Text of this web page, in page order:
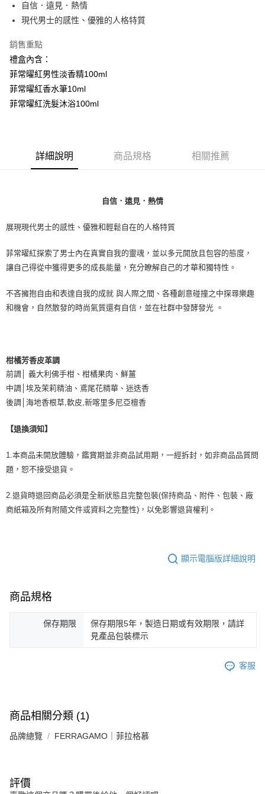
每筆NT$80，滿NT$1,000(含以上)免運費
每筆NT$100，滿NT$1,000(含以上)免運費
付款後7-11取貨
每筆NT$80，滿NT$1,000(含以上)免運費
宅配(全站)
自信．遠見．熱情
現代男士的感性、優雅的人格特質
銷售重點
禮盒內含：
菲常曜紅男性淡香精100ml
菲常曜紅香水筆10ml
菲常曜紅洗髮沐浴100ml
詳細說明 商品規格 相關推薦
自信．遠見．熱情
展現現代男士的感性、優雅和輕鬆自在的人格特質
菲常曜紅探索了男士內在真實自我的靈魂，並以多元開放且包容的態度，
讓自己得從中獲得更多的成長能量，充分瞭解自己的才華和獨特性。
不吝擁抱自由和表達自我的成就 與人際之間、各種創意碰撞之中探尋樂趣
和機會，自然散發的時尚氣質還有自信，並在社群中發酵發光 。
柑橘芳香皮革調
前調│ 義大利佛手柑、柑橘果肉、鮮薑
中調│埃及茉莉精油、鳶尾花精華、迷迭香
後調│海地香根草,軟皮,新喀里多尼亞檀香
【退換須知】
1.本商品未開放體驗，鑑賞期並非商品試用期，一經拆封，如非商品品質問
題，恕不接受退貨。
2.退貨時退回商品必須是全新狀態且完整包裝(保持商品、附件、包裝、廠
商紙箱及所有附隨文件或資料之完整性)，以免影響退貨權利。
顯示電腦版詳細說明
商品規格
保存期限
保存期限5年，製造日期或有效期限，請詳
見產品包裝標示
客服
商品相關分類 (1)
品牌總覽 FERRAGAMO｜菲拉格慕
評價